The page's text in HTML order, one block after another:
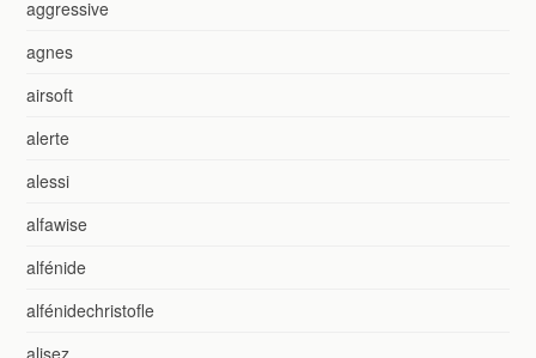
aggressive
agnes
airsoft
alerte
alessi
alfawise
alfénide
alfénidechristofle
alisez